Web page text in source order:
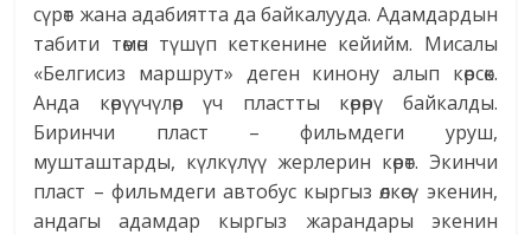
сүрөт жана адабиятта да байкалууда. Адамдардын
табити төмөн түшүп кеткенине кейийм. Мисалы
«Белгисиз маршрут» деген кинону алып көрсөк.
Анда көрүүчүлөр үч пластты көрөрү байкалды.
Биринчи пласт – фильмдеги уруш,
мушташтарды, күлкүлүү жерлерин көрөт. Экинчи
пласт – фильмдеги автобус кыргыз өлкөсү экенин,
андагы адамдар кыргыз жарандары экенин